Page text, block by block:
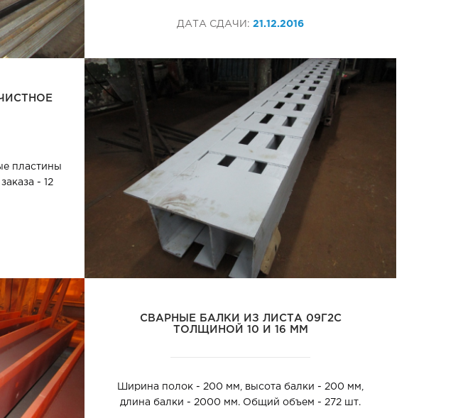
ДАТА СДАЧИ:21.12.2016
пластины
- 12
СВАРНЫЕ БАЛКИ ИЗ ЛИСТА 09Г2С
ТОЛЩИНОЙ 10 И 16 ММ
Ширина полок - 200 мм, высота балки - 200 мм,
длина балки - 2000 мм. Общий объем - 272 шт.